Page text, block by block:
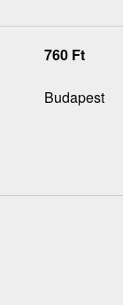
760 Ft
Budapest